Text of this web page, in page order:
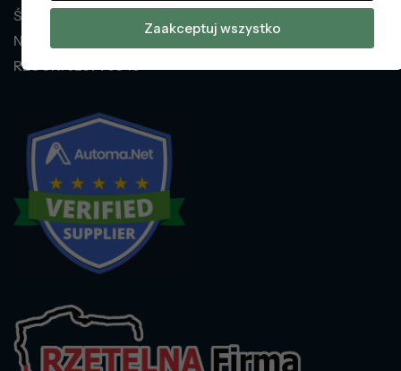
Świniary 40a, 56-210 Wąsosz
NIP: PL5010051941
REGON: 525773649
Zaakceptuj wszystko